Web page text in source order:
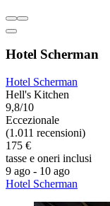
Hotel Scherman
Hotel Scherman
Hell's Kitchen
9,8/10
Eccezionale
(1.011 recensioni)
175 €
tasse e oneri inclusi
9 ago - 10 ago
Hotel Scherman